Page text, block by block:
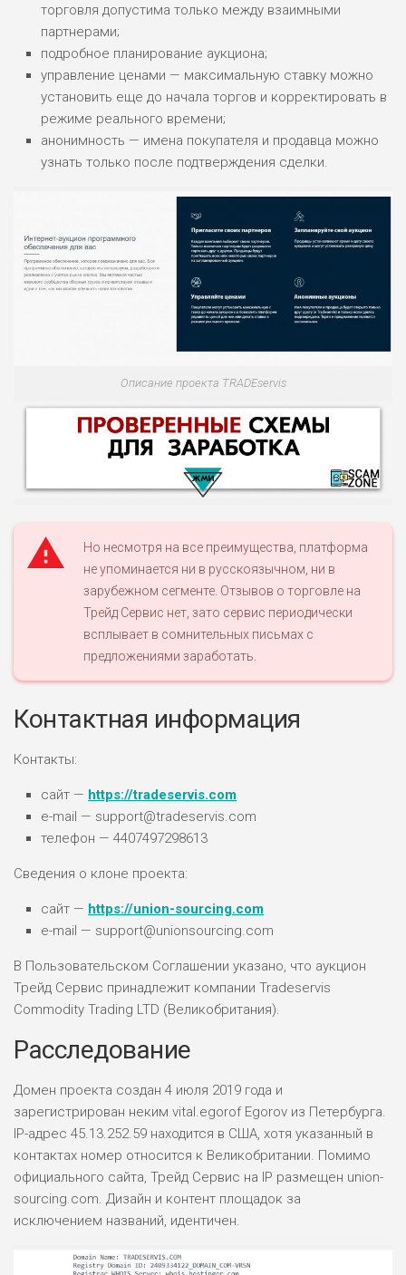
торговля допустима только между взаимными
партнерами;
подробное планирование аукциона;
управление ценами — максимальную ставку можно
установить еще до начала торгов и корректировать в
режиме реального времени;
анонимность — имена покупателя и продавца можно
узнать только после подтверждения сделки.
Описание проекта TRADEservis
НАЗВАНИЕ ОБЗОР
ПОДОЙДЕТ
ВСЕМ
ДОХОД: ВЫСОКИЙ
ОБЗОР
ЛЮБИТЕЛЯ
М СТАВОК
РИСКИ: СРЕДНИЕ
БЮДЖЕТ: НИЗКИЙ
ПОДОЙДЕТ
ВСЕМ
РИСКИ: НИЗКИЕ
ДОХОД: НИЗКИЙ
БЮДЖЕТ: НИЗКИЙ
ОБЗОР
РИСКИ: НИЗКИЕ
ДОХОД: СРЕДНИЙ
ОБЗОР
Но несмотря на все преимущества, платформа
не упоминается ни в русскоязычном, ни в
зарубежном сегменте. Отзывов о торговле на
Трейд Сервис нет, зато сервис периодически
всплывает в сомнительных письмах с
предложениями заработать.
Контактная информация
Контакты:
сайт — https://tradeservis.com
e-mail — support@tradeservis.com
телефон — 4407497298613
Сведения о клоне проекта:
сайт — https://union-sourcing.com
e-mail — support@unionsourcing.com
В Пользовательском Соглашении указано, что аукцион
Трейд Сервис принадлежит компании Tradeservis
Commodity Trading LTD (Великобритания).
Расследование
Домен проекта создан 4 июля 2019 года и
зарегистрирован неким vital.egorof Egorov из Петербурга.
IP-адрес 45.13.252.59 находится в США, хотя указанный в
контактах номер относится к Великобритании. Помимо
официального сайта, Трейд Сервис на IP размещен union-
sourcing.com. Дизайн и контент площадок за
исключением названий, идентичен.